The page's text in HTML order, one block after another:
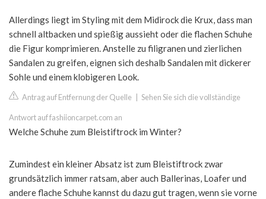
Allerdings liegt im Styling mit dem Midirock die Krux, dass man
schnell altbacken und spießig aussieht oder die flachen Schuhe
die Figur komprimieren. Anstelle zu filigranen und zierlichen
Sandalen zu greifen, eignen sich deshalb Sandalen mit dickerer
Sohle und einem klobigeren Look.
Antrag auf Entfernung der Quelle Sehen Sie sich die vollständige
Antwort auf fashiioncarpet.com an
Welche Schuhe zum Bleistiftrock im Winter?
Zumindest ein kleiner Absatz ist zum Bleistiftrock zwar
grundsätzlich immer ratsam, aber auch Ballerinas, Loafer und
andere flache Schuhe kannst du dazu gut tragen, wenn sie vorne